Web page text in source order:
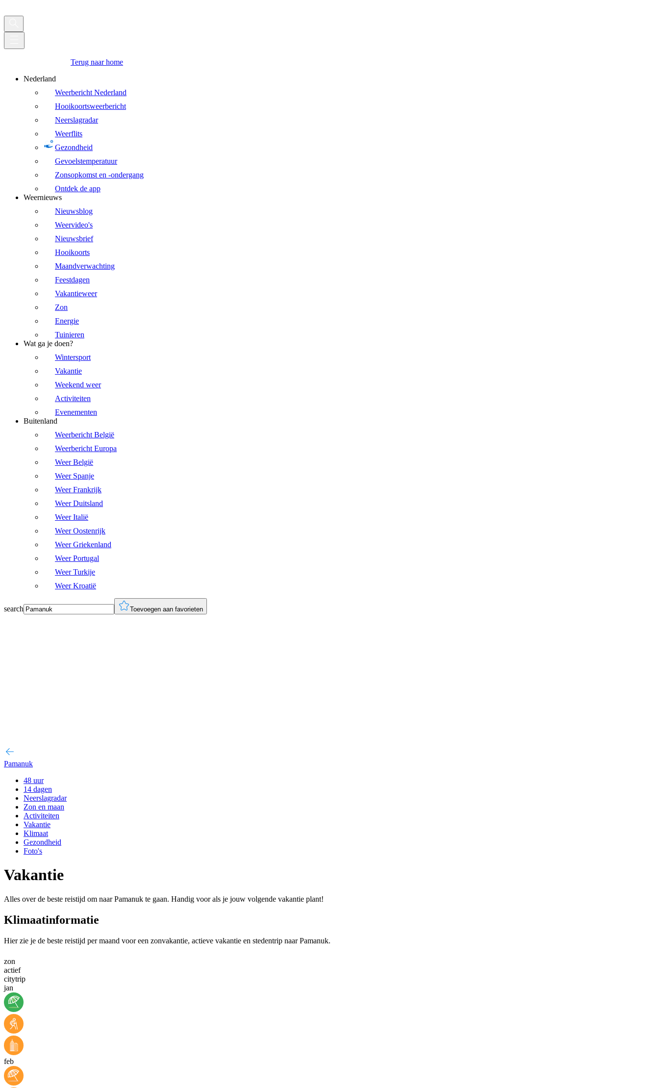
Terug naar home
Nederland
Weerbericht Nederland
Hooikoortsweerbericht
Neerslagradar
Weerflits
Gezondheid
Gevoelstemperatuur
Zonsopkomst en -ondergang
Ontdek de app
Weernieuws
Nieuwsblog
Weervideo's
Nieuwsbrief
Hooikoorts
Maandverwachting
Feestdagen
Vakantieweer
Zon
Energie
Tuinieren
Wat ga je doen?
Wintersport
Vakantie
Weekend weer
Activiteiten
Evenementen
Buitenland
Weerbericht België
Weerbericht Europa
Weer België
Weer Spanje
Weer Frankrijk
Weer Duitsland
Weer Italië
Weer Oostenrijk
Weer Griekenland
Weer Portugal
Weer Turkije
Weer Kroatië
search Toevoegen aan favorieten
Pamanuk
48 uur
14 dagen
Neerslagradar
Zon en maan
Activiteiten
Vakantie
Klimaat
Gezondheid
Foto's
Vakantie
Alles over de beste reistijd om naar Pamanuk te gaan. Handig voor als je jouw volgende vakantie plant!
Klimaatinformatie
Hier zie je de beste reistijd per maand voor een zonvakantie, actieve vakantie en stedentrip naar Pamanuk.
zon
actief
citytrip
jan
feb